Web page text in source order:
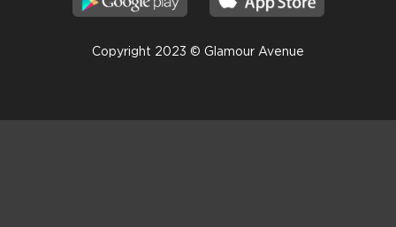
Copyright 2023 © Glamour Avenue